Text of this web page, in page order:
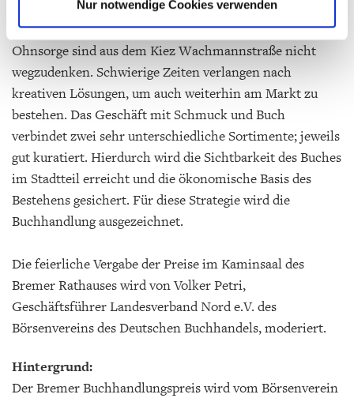
Nur notwendige Cookies verwenden
Die Buchhandlung Thorban und ihre Inhaberin Hüneke-
Ohnsorge sind aus dem Kiez Wachmannstraße nicht
wegzudenken. Schwierige Zeiten verlangen nach
kreativen Lösungen, um auch weiterhin am Markt zu
bestehen. Das Geschäft mit Schmuck und Buch
verbindet zwei sehr unterschiedliche Sortimente; jeweils
gut kuratiert. Hierdurch wird die Sichtbarkeit des Buches
im Stadtteil erreicht und die ökonomische Basis des
Bestehens gesichert. Für diese Strategie wird die
Buchhandlung ausgezeichnet.
Die feierliche Vergabe der Preise im Kaminsaal des
Bremer Rathauses wird von Volker Petri,
Geschäftsführer Landesverband Nord e.V. des
Börsenvereins des Deutschen Buchhandels, moderiert.
Hintergrund:
Der Bremer Buchhandlungspreis wird vom Börsenverein